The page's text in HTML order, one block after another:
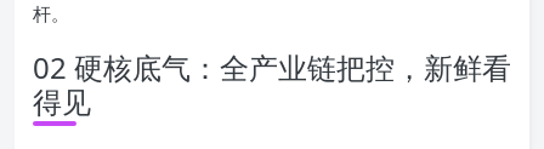
杆。
02 硬核底气：全产业链把控，新鲜看
得见